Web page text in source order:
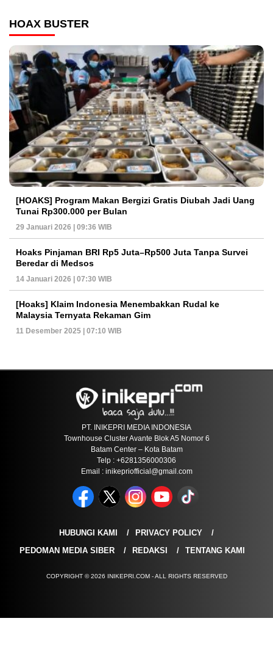
HOAX BUSTER
[HOAKS] Program Makan Bergizi Gratis Diubah Jadi Uang
Tunai Rp300.000 per Bulan
29 Januari 2026 | 09:36 WIB
Hoaks Pinjaman BRI Rp5 Juta–Rp500 Juta Tanpa Survei
Beredar di Medsos
14 Januari 2026 | 07:30 WIB
[Hoaks] Klaim Indonesia Menembakkan Rudal ke
Malaysia Ternyata Rekaman Gim
11 Desember 2025 | 07:10 WIB
PT. INIKEPRI MEDIA INDONESIA
Townhouse Cluster Avante Blok A5 Nomor 6
Batam Center – Kota Batam
Telp : +6281356000306
Email : inikepriofficial@gmail.com
HUBUNGI KAMI
PRIVACY POLICY
PEDOMAN MEDIA SIBER
REDAKSI TENTANG KAMI
COPYRIGHT © 2026 INIKEPRI.COM - ALL RIGHTS RESERVED